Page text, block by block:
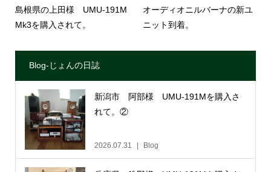
島根県の上田様 UMU-191M
Mk3を購入されて。
オーディオニルバーナの新ユ
ニット到着。
Blog-じょんの日誌
新潟市 阿部様 UMU-191Mを購入さ
れて。②
2026.07.31 Blog